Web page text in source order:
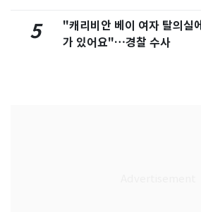
5
"캐리비안 베이 여자 탈의실
가 있어요"…경찰 수사